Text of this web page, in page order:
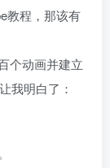
教程，那该有
个动画并建立
我明白了：